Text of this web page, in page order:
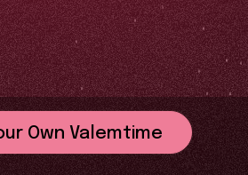
Own Valemtime